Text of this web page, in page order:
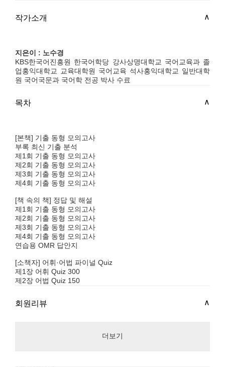
작가소개
지은이 : 노수경
KBS한국어진흥원 한국어학당 강사상명대학교 국어교육과 졸
업홍익대학교 교육대학원 국어교육 석사홍익대학교 일반대학
원 국어국문과 국어학 전공 박사 수료
목차
[본책] 기출 동형 모의고사
부록 최신 기출 분석
제1회 기출 동형 모의고사
제2회 기출 동형 모의고사
제3회 기출 동형 모의고사
제4회 기출 동형 모의고사
[책 속의 책] 정답 및 해설
제1회 기출 동형 모의고사
제2회 기출 동형 모의고사
제3회 기출 동형 모의고사
제4회 기출 동형 모의고사
연습용 OMR 답안지
[소책자] 어휘·어법 파이널 Quiz
제1장 어휘 Quiz 300
제2장 어법 Quiz 150
회원리뷰
더보기